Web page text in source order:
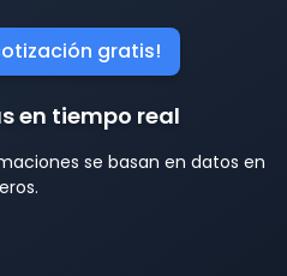
gratis!
en tiempo real
se basan en datos en